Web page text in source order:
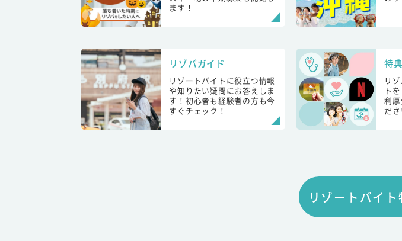
ます！
リゾバガイド
リゾートバイトに役立つ情報
や知りたい疑問にお答えしま
す！初心者も経験者の方も今
すぐチェック！
特
リ
ト
利
ださ
リゾートバイ